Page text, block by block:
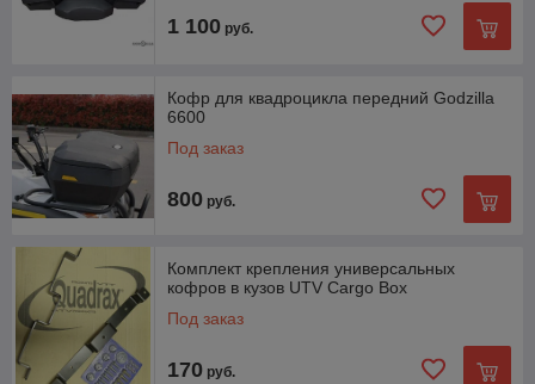
1 100 руб.
Кофр для квадроцикла передний Godzilla
6600
Под заказ
800 руб.
Комплект крепления универсальных
кофров в кузов UTV Cargo Box
Под заказ
170 руб.